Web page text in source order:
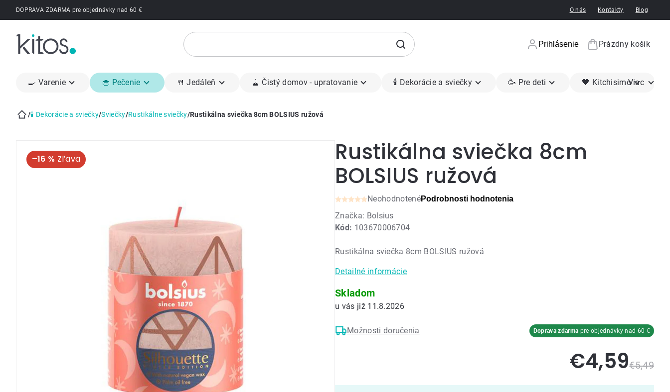
PrejsťDOPRAVA ZDARMA pre objednávky nad 60 € O nás Kontakty Blog
Prihlásenie
Nákupný
Prázdny košík
🍳 Varenie 🧁 Pečenie 🍴 Jedáleň 🧹 Čistý domov - upratovanie 🕯 Dekorácie a sviečky 🥳 Pre deti 🖤 KitchisimoViac
/🕯 Dekorácie a sviečky/Sviečky/Rustikálne sviečky/Rustikálna sviečka 8cm BOLSIUS ružová
–16 %
Rustikálna sviečka 8cm
BOLSIUS ružová
Kód: 103670006704
Priemerné
hodnotenie
produktu
0,0
5
hviezdičiek.
NeohodnotenéPodrobnosti hodnotenia
Značka: Bolsius
Rustikálna sviečka 8cm BOLSIUS ružová
Detailné informácie
Skladom
11.8.2026
Možnosti doručenia Doprava zdarma pre objednávky nad 60 €
€5,49
€4,59